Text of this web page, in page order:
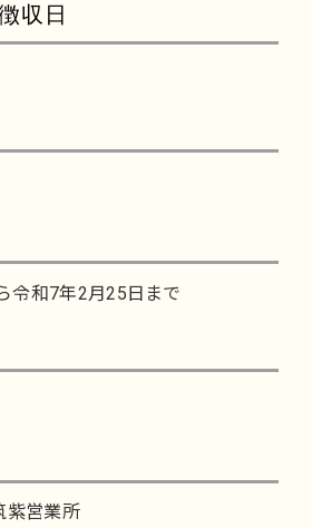
収日
令和7年2月25日まで
紫営業所